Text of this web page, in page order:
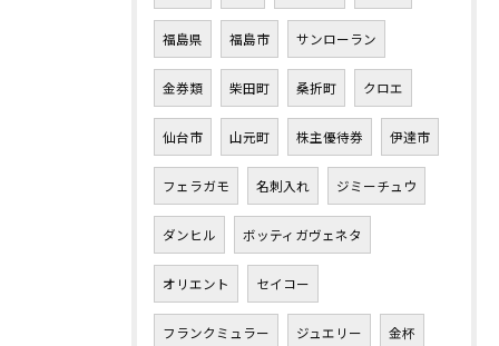
福島県 福島市 サンローラン
金券類 柴田町 桑折町 クロエ
仙台市 山元町 株主優待券 伊達市
フェラガモ 名刺入れ ジミーチュウ
ダンヒル ボッティガヴェネタ
オリエント セイコー
フランクミュラー ジュエリー 金杯